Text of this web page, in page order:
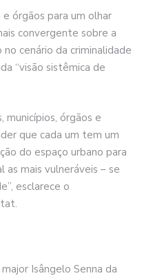
órgãos para um olhar
convergente sobre a
cenário da criminalidade
“visão sistêmica de
municípios, órgãos e
que cada um tem um
do espaço urbano para
as mais vulneráveis – se
esclarece o
Isângelo Senna da